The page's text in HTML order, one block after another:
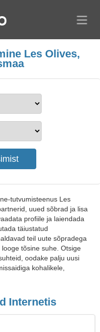
Les Olives,
tutvumisteenus Les
uued sõbrad ja lisa
profiile ja laiendada
täiustatud
teil uute sõpradega
tõsine suhe. Otsige
oodake palju uusi
kohalikele,
Internetis